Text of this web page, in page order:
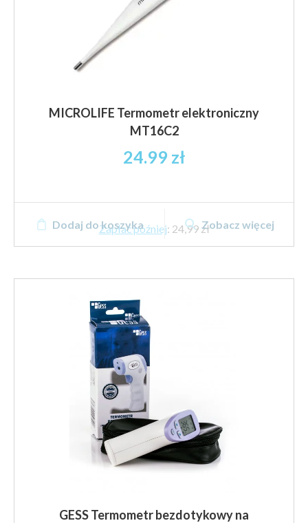
MICROLIFE Termometr elektroniczny
MT16C2
24.99 zł
Zapłać później: 24,99 zł
Dodaj do koszyka Zobacz więcej
GESS Termometr bezdotykowy na